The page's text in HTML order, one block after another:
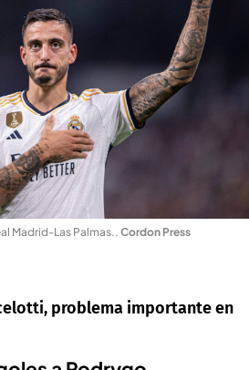
Madrid-Las Palmas.. Cordon Press
problema importante en